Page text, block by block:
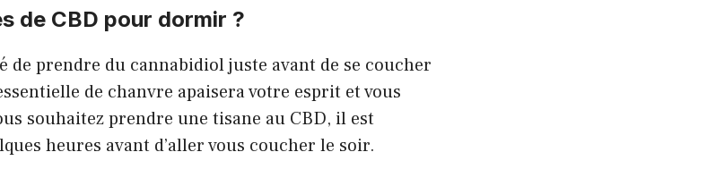
de CBD pour dormir ?
de prendre du cannabidiol juste avant de se coucher
de chanvre apaisera votre esprit et vous
souhaitez prendre une tisane au CBD, il est
heures avant d’aller vous coucher le soir.